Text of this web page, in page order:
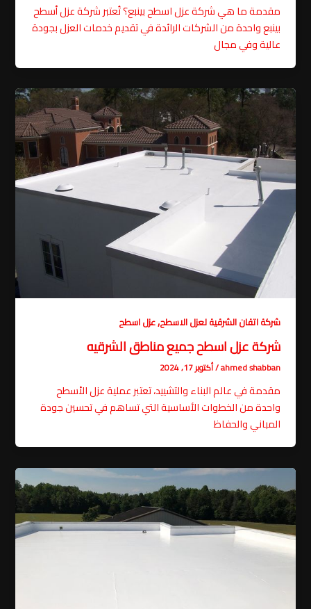
مقدمة ما هي شركة عزل اسطح بينبع؟ تُعتبر شركة عزل أسطح
بينبع واحدة من الشركات الرائدة في تقديم خدمات العزل بجودة
عالية وفي مجال
شركة اتقان الشرقية لعزل الاسطح,عزل اسطح
شركة عزل اسطح جميع مناطق الشرقيه
ahmed shabban
/أكتوبر 17, 2024
مقدمة في عالم البناء والتشييد، تعتبر عملية عزل الأسطح
واحدة من الخطوات الأساسية التي تساهم في تحسين جودة
المباني والحفاظ